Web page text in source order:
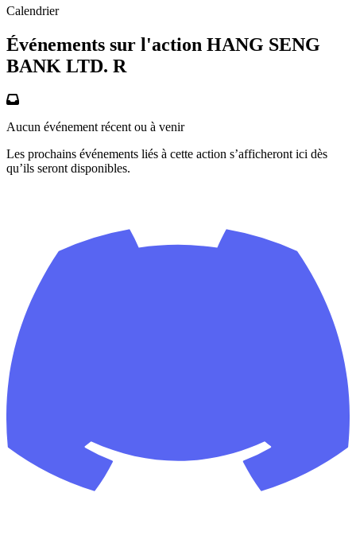
Calendrier
Événements sur l'action HANG SENG
BANK LTD. R
Aucun événement récent ou à venir
Les prochains événements liés à cette action s’afficheront ici dès
qu’ils seront disponibles.